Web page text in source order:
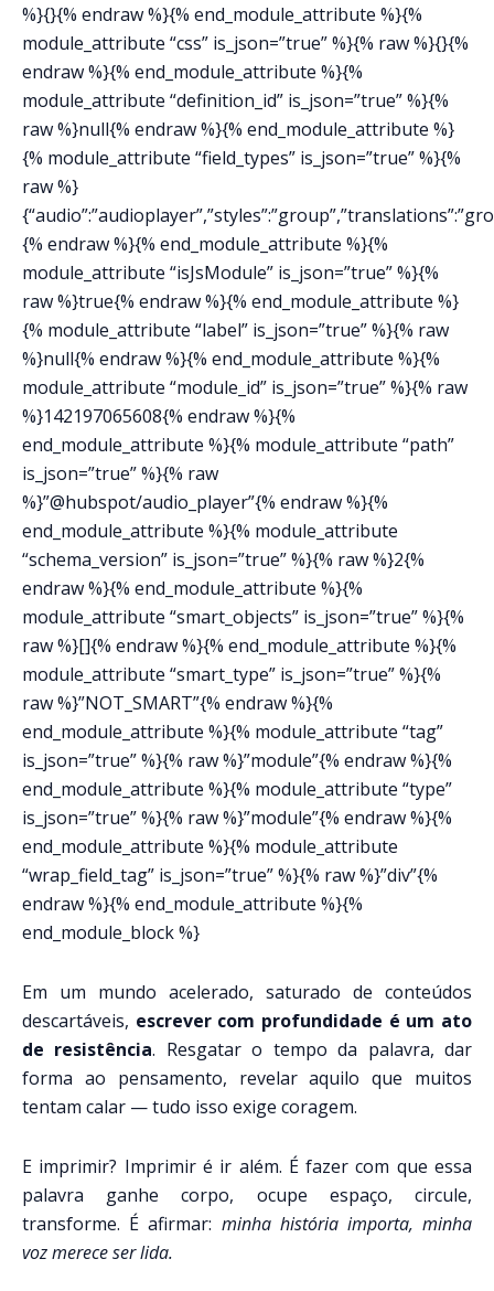
%}{}{% endraw %}{% end_module_attribute %}{%
module_attribute “css” is_json=”true” %}{% raw %}{}{%
endraw %}{% end_module_attribute %}{%
module_attribute “definition_id” is_json=”true” %}{%
raw %}null{% endraw %}{% end_module_attribute %}
{% module_attribute “field_types” is_json=”true” %}{%
raw %}
{% endraw %}{% end_module_attribute %}{%
module_attribute “isJsModule” is_json=”true” %}{%
raw %}true{% endraw %}{% end_module_attribute %}
{% module_attribute “label” is_json=”true” %}{% raw
%}null{% endraw %}{% end_module_attribute %}{%
module_attribute “module_id” is_json=”true” %}{% raw
%}142197065608{% endraw %}{%
end_module_attribute %}{% module_attribute “path”
is_json=”true” %}{% raw
%}”@hubspot/audio_player”{% endraw %}{%
end_module_attribute %}{% module_attribute
“schema_version” is_json=”true” %}{% raw %}2{%
endraw %}{% end_module_attribute %}{%
module_attribute “smart_objects” is_json=”true” %}{%
raw %}[]{% endraw %}{% end_module_attribute %}{%
module_attribute “smart_type” is_json=”true” %}{%
raw %}”NOT_SMART”{% endraw %}{%
end_module_attribute %}{% module_attribute “tag”
is_json=”true” %}{% raw %}”module”{% endraw %}{%
end_module_attribute %}{% module_attribute “type”
is_json=”true” %}{% raw %}”module”{% endraw %}{%
end_module_attribute %}{% module_attribute
“wrap_field_tag” is_json=”true” %}{% raw %}”div”{%
endraw %}{% end_module_attribute %}{%
end_module_block %}
Em um mundo acelerado, saturado de conteúdos
descartáveis, escrever com profundidade é um ato
de resistência. Resgatar o tempo da palavra, dar
forma ao pensamento, revelar aquilo que muitos
tentam calar — tudo isso exige coragem.
E imprimir? Imprimir é ir além. É fazer com que essa
palavra ganhe corpo, ocupe espaço, circule,
transforme. É afirmar: minha história importa, minha
voz merece ser lida.